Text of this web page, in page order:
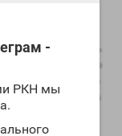
-
РКН мы
может быть
риска для своего
но у нас она